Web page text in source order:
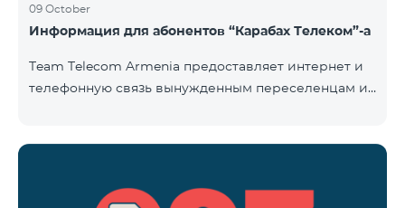
09 October
Информация для абонентов “Карабах Телеком”-а
Team Telecom Armenia предоставляет интернет и
телефонную связь вынужденным переселенцам из
самым соглашаясь с его условиями,